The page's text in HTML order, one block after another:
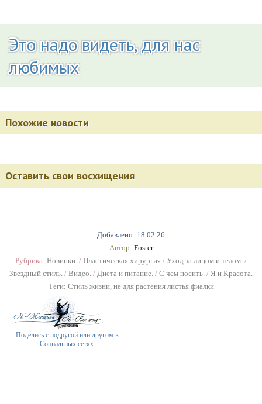
Добавлено: 18.02.26
Автор: Foster
Рубрика: Новинки. / Пластическая хирургия / Уход за лицом и телом. /
Звездный стиль. / Видео. / Диета и питание. / С чем носить. / Я и Красота.
Теги: Стиль жизни, не для растения листья фиалки
Поделись с подругой или другом в
Социальных сетях.
Это надо видеть, для нас
любимых
Похожие новости
Оставить свои восхищения